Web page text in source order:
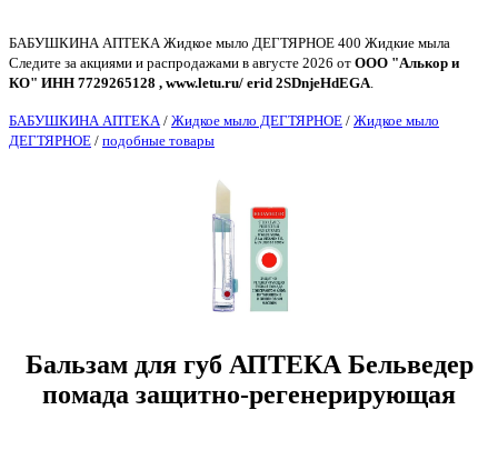
БАБУШКИНА АПТЕКА Жидкое мыло ДЕГТЯРНОЕ 400 Жидкие мыла
Следите за акциями и распродажами в августе 2026 от ООО "Алькор и
КО" ИНН 7729265128 , www.letu.ru/ erid 2SDnjeHdEGA.
БАБУШКИНА АПТЕКА/ Жидкое мыло ДЕГТЯРНОЕ / Жидкое мыло
ДЕГТЯРНОЕ / подобные товары
Бальзам для губ АПТЕКА Бельведер
помада защитно-регенерирующая